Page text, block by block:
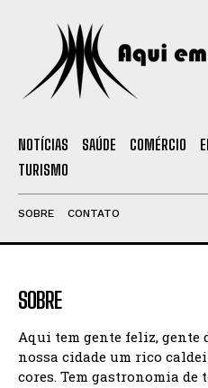
NOTÍCIAS SAÚDE COMÉRCIO
TURISMO
SOBRE CONTATO
SOBRE
Aqui tem gente feliz, gente
nossa cidade um rico
cores. Tem gastronomia de